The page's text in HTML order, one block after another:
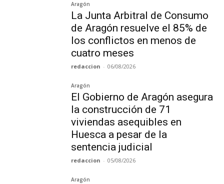
Aragón
La Junta Arbitral de Consumo
de Aragón resuelve el 85% de
los conflictos en menos de
cuatro meses
redaccion - 06/08/2026
Aragón
El Gobierno de Aragón asegura
la construcción de 71
viviendas asequibles en
Huesca a pesar de la
sentencia judicial
redaccion - 05/08/2026
Aragón